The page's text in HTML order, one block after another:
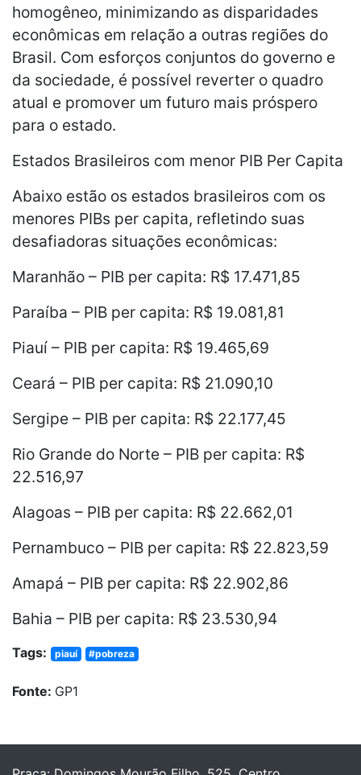
homogêneo, minimizando as disparidades
econômicas em relação a outras regiões do
Brasil. Com esforços conjuntos do governo e
da sociedade, é possível reverter o quadro
atual e promover um futuro mais próspero
para o estado.
Estados Brasileiros com menor PIB Per Capita
Abaixo estão os estados brasileiros com os
menores PIBs per capita, refletindo suas
desafiadoras situações econômicas:
Maranhão – PIB per capita: R$ 17.471,85
Paraíba – PIB per capita: R$ 19.081,81
Piauí – PIB per capita: R$ 19.465,69
Ceará – PIB per capita: R$ 21.090,10
Sergipe – PIB per capita: R$ 22.177,45
Rio Grande do Norte – PIB per capita: R$
22.516,97
Alagoas – PIB per capita: R$ 22.662,01
Pernambuco – PIB per capita: R$ 22.823,59
Amapá – PIB per capita: R$ 22.902,86
Bahia – PIB per capita: R$ 23.530,94
Tags: piauí #pobreza
Fonte: GP1